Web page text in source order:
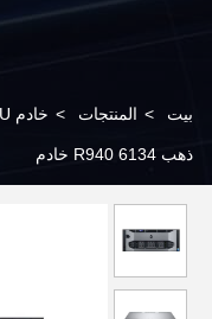
بيت > المنتجات > خادم Dell GPU
ذهب 6134 R940 خادم